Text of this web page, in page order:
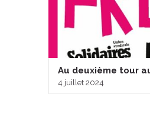
Au deuxième tour
4 juillet 2024